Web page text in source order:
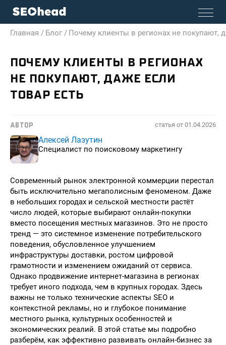
Главная / Блог / Почему клиенты в регионах не покупают,
ПОЧЕМУ КЛИЕНТЫ В РЕГИОНАХ
НЕ ПОКУПАЮТ, ДАЖЕ ЕСЛИ
ТОВАР ЕСТЬ
АВТОР статья от 01.04.2026
Алексей Лазутин
Специалист по поисковому маркетингу
Современный рынок электронной коммерции перестал
быть исключительно мегаполисным феноменом. Даже
в небольших городах и сельской местности растёт
число людей, которые выбирают онлайн-покупки
вместо посещения местных магазинов. Это не просто
тренд — это системное изменение потребительского
поведения, обусловленное улучшением
инфраструктуры доставки, ростом цифровой
грамотности и изменением ожиданий от сервиса.
Однако продвижение интернет-магазина в регионах
требует иного подхода, чем в крупных городах. Здесь
важны не только технические аспекты SEO и
контекстной рекламы, но и глубокое понимание
местного рынка, культурных особенностей и
экономических реалий. В этой статье мы подробно
разберём, как эффективно развивать онлайн-бизнес за